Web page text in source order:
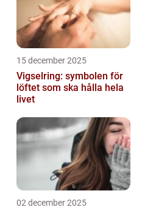
15 december 2025
Vigselring: symbolen för
löftet som ska hålla hela
livet
02 december 2025